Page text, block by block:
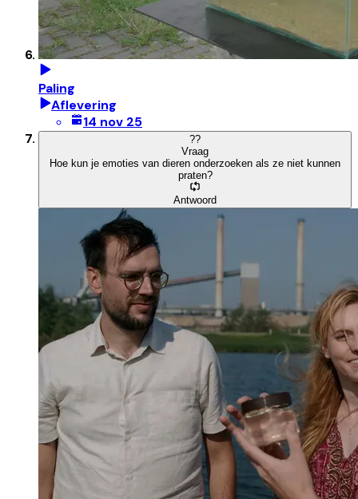
Paling
Aflevering
14 nov 25
??
Vraag
Hoe kun je emoties van dieren onderzoeken als ze niet kunnen
praten?
Antwoord